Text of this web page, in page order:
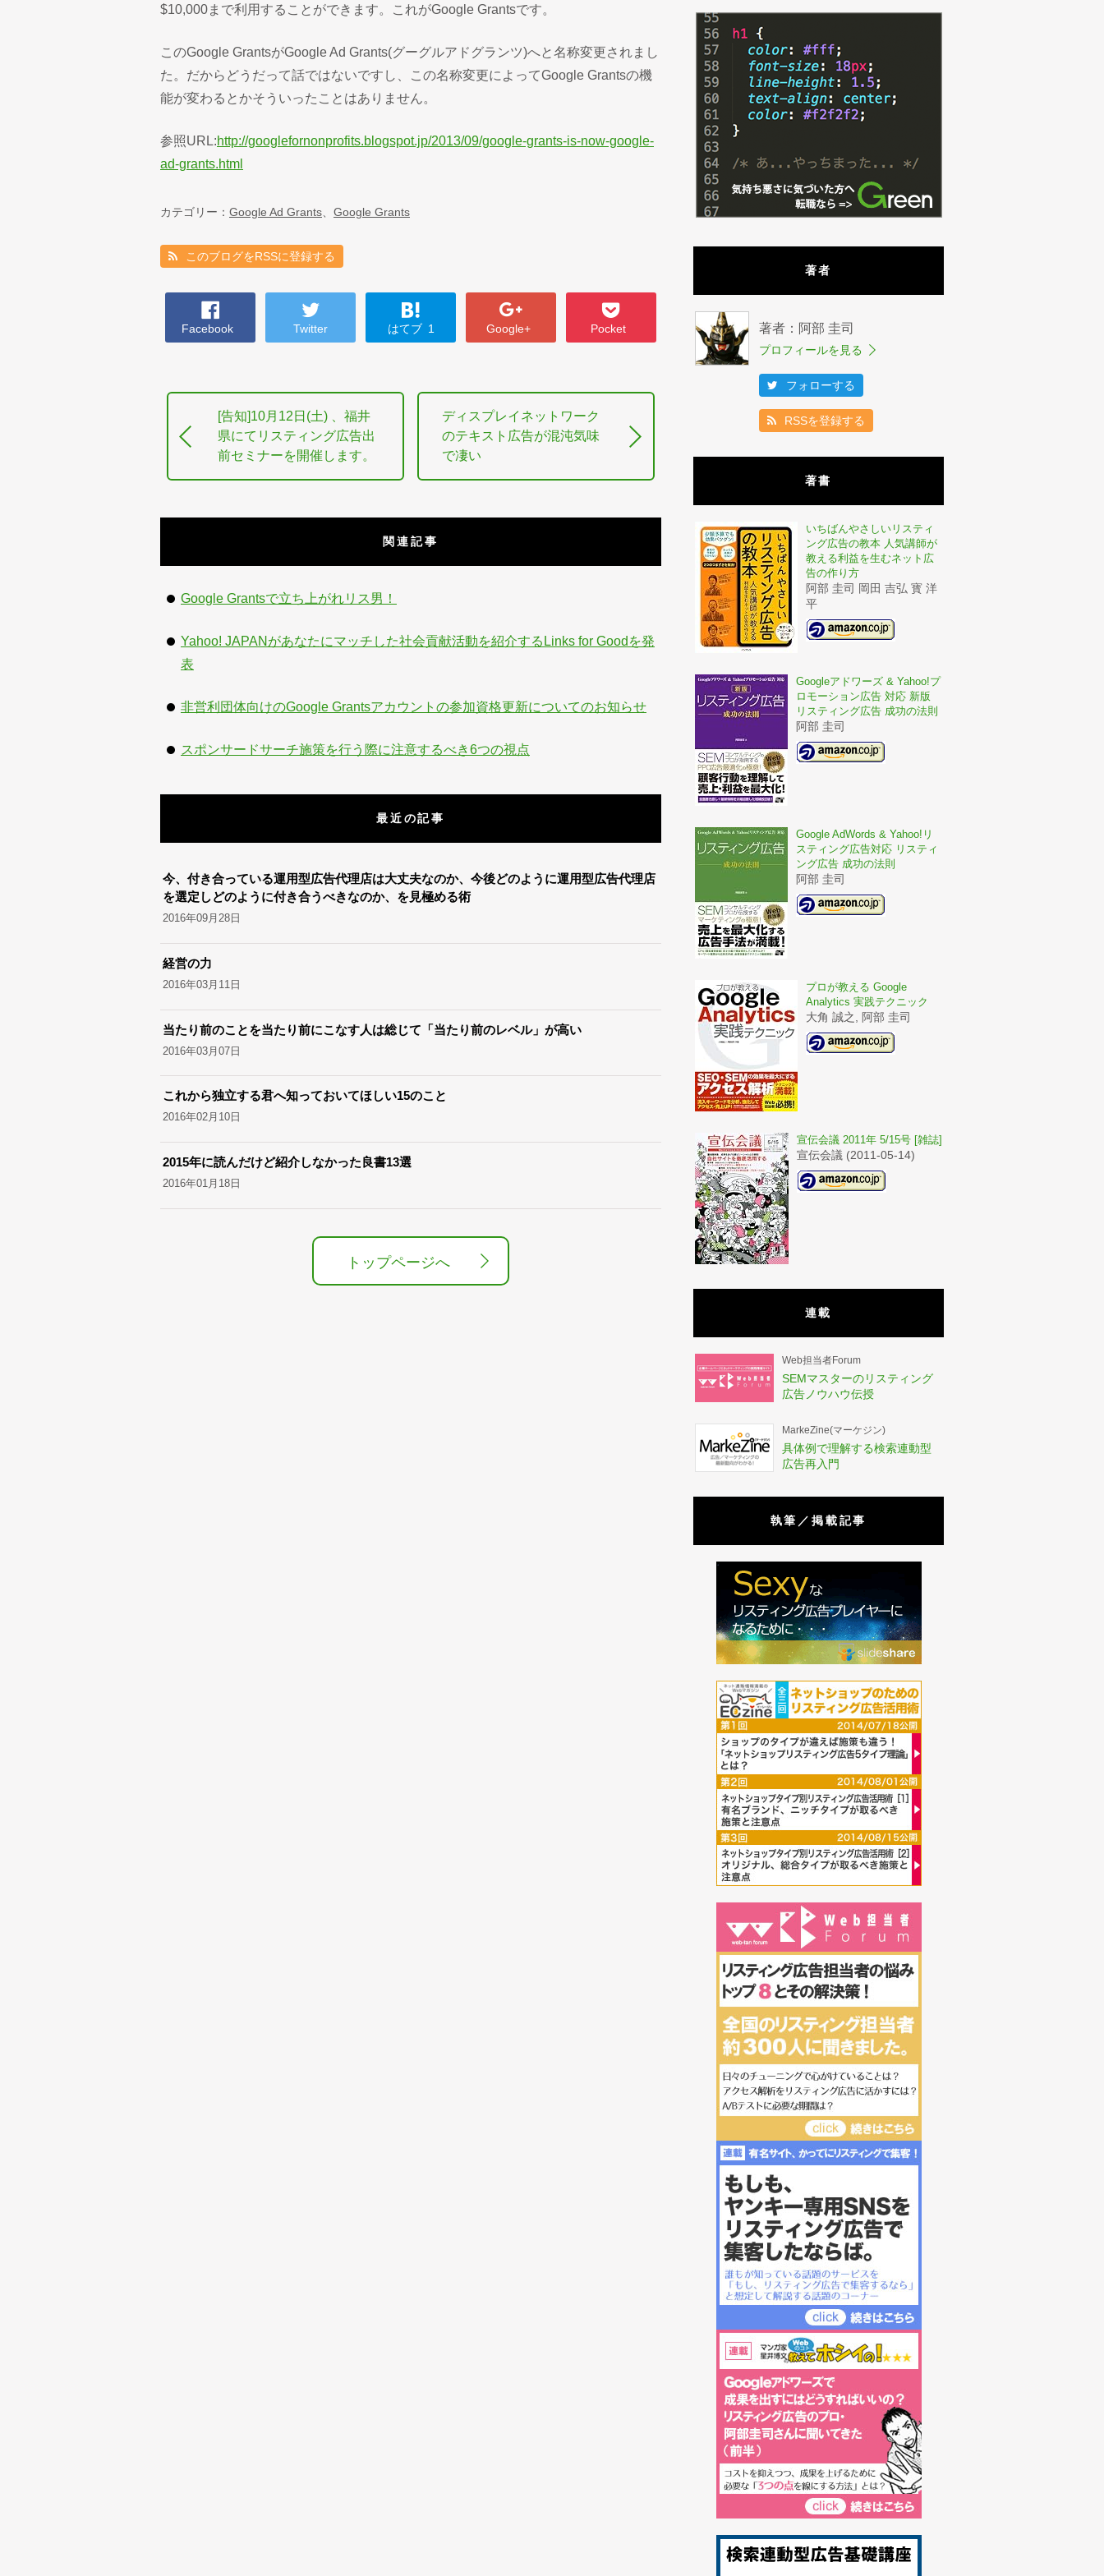
$10,000まで利用することができます。これがGoogle Grantsです。
このGoogle GrantsがGoogle Ad Grants(グーグルアドグランツ)へと名称変更されまし
た。だからどうだって話ではないですし、この名称変更によってGoogle Grantsの機
能が変わるとかそういったことはありません。
参照URL:http://googlefornonprofits.blogspot.jp/2013/09/google-grants-is-now-google-
ad-grants.html
カテゴリー： Google Ad Grants Google Grants
このブログをRSSに登録する
Facebook Twitter はてブ 1 Google+ Pocket
[告知]10月12日(土) 、福井
県にてリスティング広告出
前セミナーを開催します。
ディスプレイネットワーク
のテキスト広告が混沌気味
で凄い
関連記事
Google Grantsで立ち上がれリス男！
Yahoo! JAPANがあなたにマッチした社会貢献活動を紹介するLinks for Goodを発
表
非営利団体向けのGoogle Grantsアカウントの参加資格更新についてのお知らせ
スポンサードサーチ施策を行う際に注意するべき6つの視点
最近の記事
今、付き合っている運用型広告代理店は大丈夫なのか、今後どのように運用型広告代理店
を選定しどのように付き合うべきなのか、を見極める術
2016年09月28日
経営の力
2016年03月11日
当たり前のことを当たり前にこなす人は総じて「当たり前のレベル」が高い
2016年03月07日
これから独立する君へ知っておいてほしい15のこと
2016年02月10日
2015年に読んだけど紹介しなかった良書13選
2016年01月18日
トップページへ
著者
著者：阿部 圭司
プロフィールを見る
フォローする
RSSを登録する
著書
いちばんやさしいリスティ
ング広告の教本 人気講師が
教える利益を生むネット広
告の作り方
阿部 圭司 岡田 吉弘 寳 洋
平
Googleアドワーズ & Yahoo!プ
ロモーション広告 対応 新版
リスティング広告 成功の法則
阿部 圭司
Google AdWords & Yahoo!リ
スティング広告対応 リスティ
ング広告 成功の法則
阿部 圭司
プロが教える Google
Analytics 実践テクニック
大角 誠之, 阿部 圭司
宣伝会議 2011年 5/15号 [雑誌]
宣伝会議 (2011-05-14)
連載
Web担当者Forum
SEMマスターのリスティング
広告ノウハウ伝授
MarkeZine(マーケジン)
具体例で理解する検索連動型
広告再入門
執筆／掲載記事